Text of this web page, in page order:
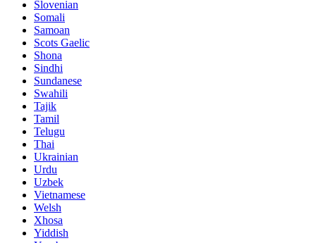
Slovenian
Somali
Samoan
Scots Gaelic
Shona
Sindhi
Sundanese
Swahili
Tajik
Tamil
Telugu
Thai
Ukrainian
Urdu
Uzbek
Vietnamese
Welsh
Xhosa
Yiddish